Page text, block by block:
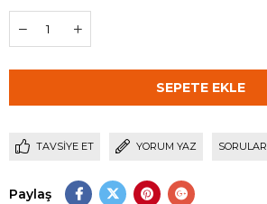
TAVSIYE ET YORUM YAZ
Paylaş